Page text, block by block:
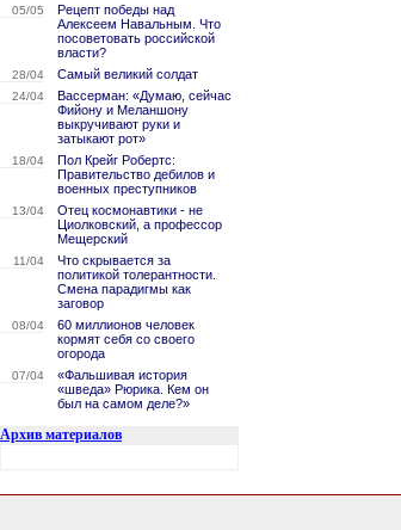
05/05
Рецепт победы над
Алексеем Навальным. Что
посоветовать российской
власти?
28/04 Самый великий солдат
24/04
Вассерман: «Думаю, сейчас
Фийону и Меланшону
выкручивают руки и
затыкают рот»
18/04
Пол Крейг Робертс:
Правительство дебилов и
военных преступников
13/04
Отец космонавтики - не
Циолковский, а профессор
Мещерский
11/04
Что скрывается за
политикой толерантности.
Смена парадигмы как
заговор
08/04
60 миллионов человек
кормят себя со своего
огорода
07/04
«Фальшивая история
«шведа» Рюрика. Кем он
был на самом деле?»
Архив материалов